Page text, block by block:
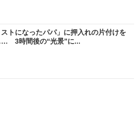
ストになったパパ」に押入れの片付けを
3時間後の“光景”に...